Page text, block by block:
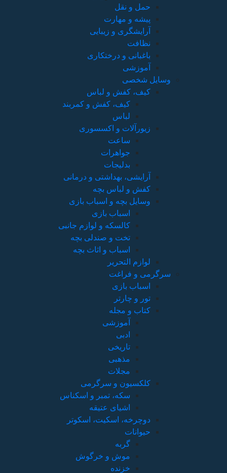
حمل و نقل
پیشه و مهارت
آرایشگری و زیبایی
نظافت
باغبانی و درختکاری
آموزشی
وسایل شخصی
کیف، کفش و لباس
کیف، کفش و کمربند
لباس
زیورآلات و اکسسوری
ساعت
جواهرات
بدلیجات
آرایشی، بهداشتی و درمانی
کفش و لباس بچه
وسایل بچه و اسباب بازی
اسباب بازی
کالسکه و لوازم جانبی
تخت و صندلی بچه
اسباب و اثاث بچه
لوازم التحریر
سرگرمی و فراغت
اسباب‌ بازی
تور و چارتر
کتاب و مجله
آموزشی
ادبی
تاریخی
مذهبی
مجلات
کلکسیون و سرگرمی
سکه، تمبر و اسکناس
اشیای عتیقه
دوچرخه، اسکیت، اسکوتر
حیوانات
گربه
موش و خرگوش
خزنده